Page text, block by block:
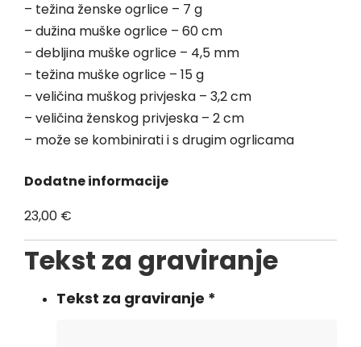
– težina ženske ogrlice – 7 g
– dužina muške ogrlice – 60 cm
– debljina muške ogrlice – 4,5 mm
– težina muške ogrlice – 15 g
– veličina muškog privjeska – 3,2 cm
– veličina ženskog privjeska – 2 cm
– može se kombinirati i s drugim ogrlicama
Dodatne informacije
23,00 €
Tekst za graviranje
Tekst za graviranje *